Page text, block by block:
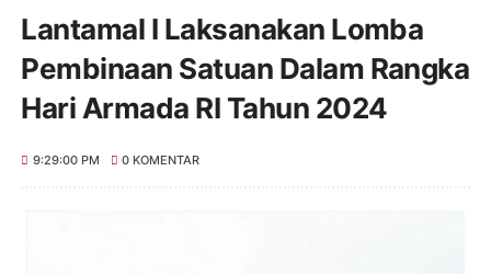
Lantamal I Laksanakan Lomba
Pembinaan Satuan Dalam Rangka
Hari Armada RI Tahun 2024
9:29:00 PM 0 KOMENTAR